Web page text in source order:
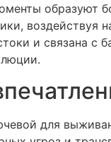
образуют
воздействуя
и связана
для